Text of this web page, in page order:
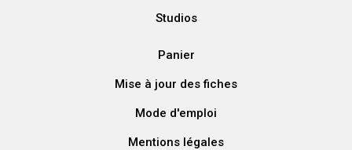
Studios
Panier
Mise à jour des fiches
Mode d'emploi
Mentions légales